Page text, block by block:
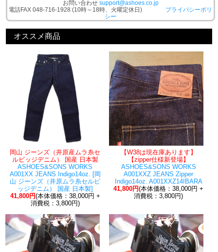
お問い合わせ support@ashoes.co.jp
電話FAX 048-716-1928 (10時～18時、火曜定休日) プライバシーポリ
シー
オススメ商品
岡山 ジーンズ（井原産ムラ糸セ
ルビッジデニム） 国産 日本製
ASHOES&SONS WORKS
A001XX JEANS Indigo14oz. [岡
山 ジーンズ（井原ムラ糸セルビ
ッジデニム） 国産 日本製]
41,800円(本体価格：38,000円 +
消費税：3,800円)
【W38は現在庫あります】
【zipper仕様新登場】
ASHOES&SONS WORKS
A001XXZ JEANS Zipper
Indigo14oz. A001XXZ14IBARA
41,800円(本体価格：38,000円 +
消費税：3,800円)